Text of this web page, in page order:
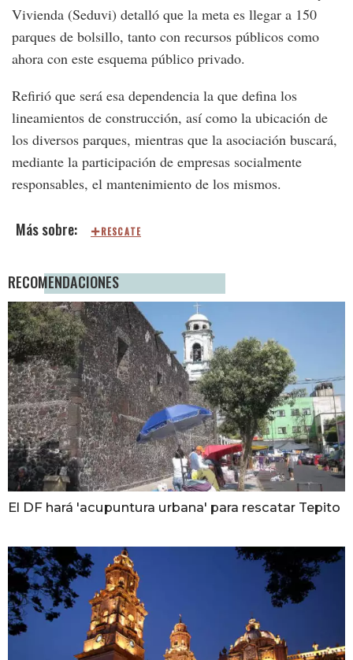
Vivienda (Seduvi) detalló que la meta es llegar a 150
parques de bolsillo, tanto con recursos públicos como
ahora con este esquema público privado.
Refirió que será esa dependencia la que defina los
lineamientos de construcción, así como la ubicación de
los diversos parques, mientras que la asociación buscará,
mediante la participación de empresas socialmente
responsables, el mantenimiento de los mismos.
RESCATE
RECOMENDACIONES
El DF hará 'acupuntura urbana' para rescatar Tepito